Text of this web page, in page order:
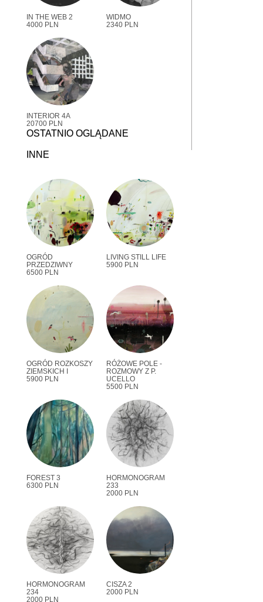
IN THE WEB 2
4000 PLN
WIDMO
2340 PLN
INTERIOR 4A
20700 PLN
OSTATNIO OGLĄDANE
INNE
OGRÓD
PRZEDZIWNY
6500 PLN
LIVING STILL LIFE
5900 PLN
OGRÓD ROZKOSZY
ZIEMSKICH I
5900 PLN
RÓŻOWE POLE -
ROZMOWY Z P.
UCELLO
5500 PLN
FOREST 3
6300 PLN
HORMONOGRAM
233
2000 PLN
HORMONOGRAM
234
2000 PLN
CISZA 2
2000 PLN